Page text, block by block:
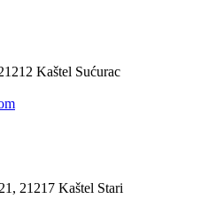
Kaštel Sućurac
21217 Kaštel Stari